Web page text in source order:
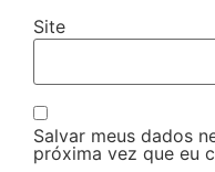
Site
Salvar meus dados
próxima vez que eu